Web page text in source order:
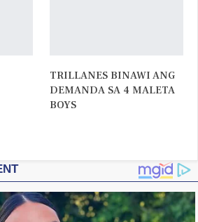
TRILLANES BINAWI ANG
DEMANDA SA 4 MALETA
BOYS